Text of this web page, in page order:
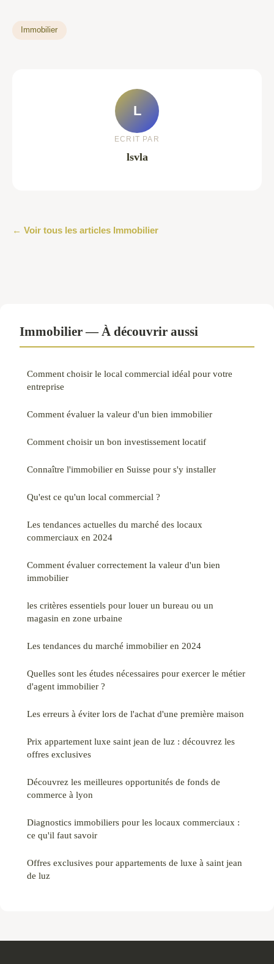
Immobilier
L
ECRIT PAR
lsvla
← Voir tous les articles Immobilier
Immobilier — À découvrir aussi
Comment choisir le local commercial idéal pour votre
entreprise
Comment évaluer la valeur d'un bien immobilier
Comment choisir un bon investissement locatif
Connaître l'immobilier en Suisse pour s'y installer
Qu'est ce qu'un local commercial ?
Les tendances actuelles du marché des locaux
commerciaux en 2024
Comment évaluer correctement la valeur d'un bien
immobilier
les critères essentiels pour louer un bureau ou un
magasin en zone urbaine
Les tendances du marché immobilier en 2024
Quelles sont les études nécessaires pour exercer le métier
d'agent immobilier ?
Les erreurs à éviter lors de l'achat d'une première maison
Prix appartement luxe saint jean de luz : découvrez les
offres exclusives
Découvrez les meilleures opportunités de fonds de
commerce à lyon
Diagnostics immobiliers pour les locaux commerciaux :
ce qu'il faut savoir
Offres exclusives pour appartements de luxe à saint jean
de luz